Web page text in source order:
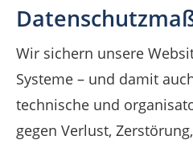
Wir sichern unsere
Systeme – und damit
technische und
gegen Verlust,